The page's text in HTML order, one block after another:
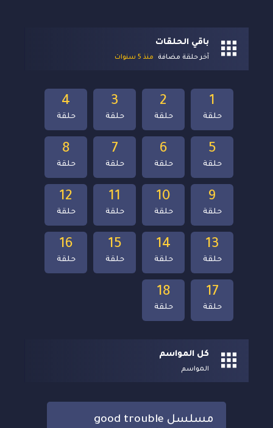
باقي الحلقات
آخر حلقة مضافة منذ 5 سنوات
18
حلقة
17
حلقة
16
حلقة
15
حلقة
14
حلقة
13
حلقة
12
حلقة
11
حلقة
10
حلقة
9
حلقة
8
حلقة
7
حلقة
6
حلقة
5
حلقة
4
حلقة
3
حلقة
2
حلقة
1
حلقة
كل المواسم
المواسم
مسلسل good trouble